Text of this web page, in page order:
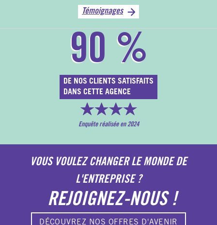
Témoignages
90 %
DE NOS CLIENTS SATISFAITS
DANS CETTE AGENCE
Enquête réalisée en 2024
VOUS VOULEZ CHANGER LE MONDE DE
L'ENTREPRISE ?
REJOIGNEZ-NOUS !
DÉCOUVREZ NOS OFFRES D'AVENIR